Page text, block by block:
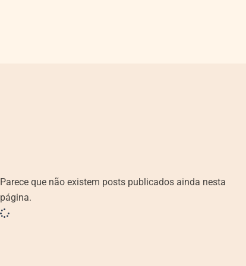
Parece que não existem posts publicados ainda nesta
página.